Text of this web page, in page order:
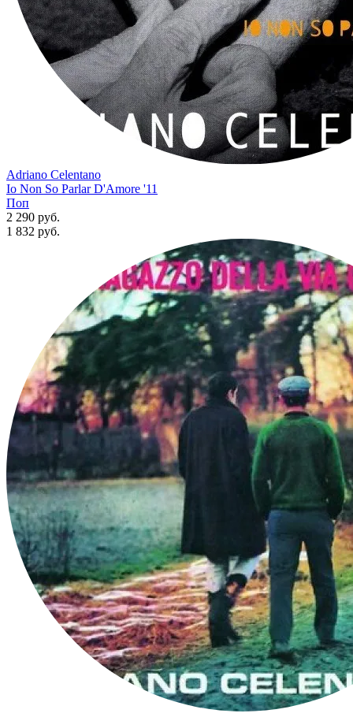
Adriano Celentano
Io Non So Parlar D'Amore '11
Поп
2 290 руб.
1 832 руб.